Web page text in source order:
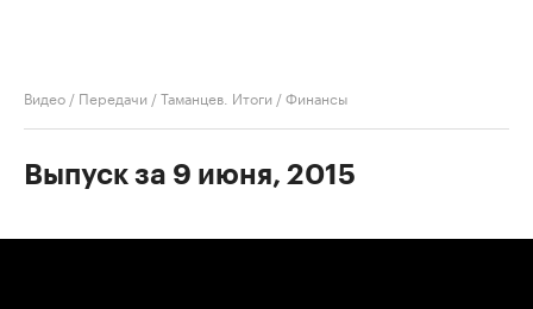
Видео / Передачи /Таманцев. Итоги /Финансы
Выпуск за 9 июня, 2015